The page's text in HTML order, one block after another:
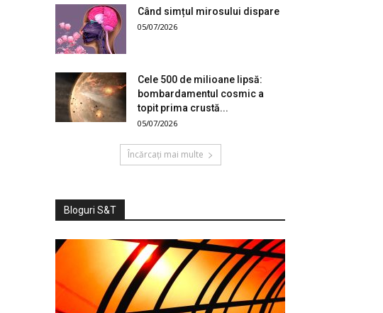
Când simțul mirosului dispare
05/07/2026
Cele 500 de milioane lipsă:
bombardamentul cosmic a
topit prima crustă...
05/07/2026
Încărcați mai multe
Bloguri S&T